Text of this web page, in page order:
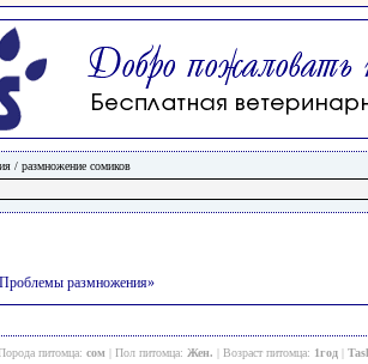
/ размножение сомиков
Проблемы размножения»
питомца: сом | Пол питомца: Жен. | Возраст питомца: 1год |